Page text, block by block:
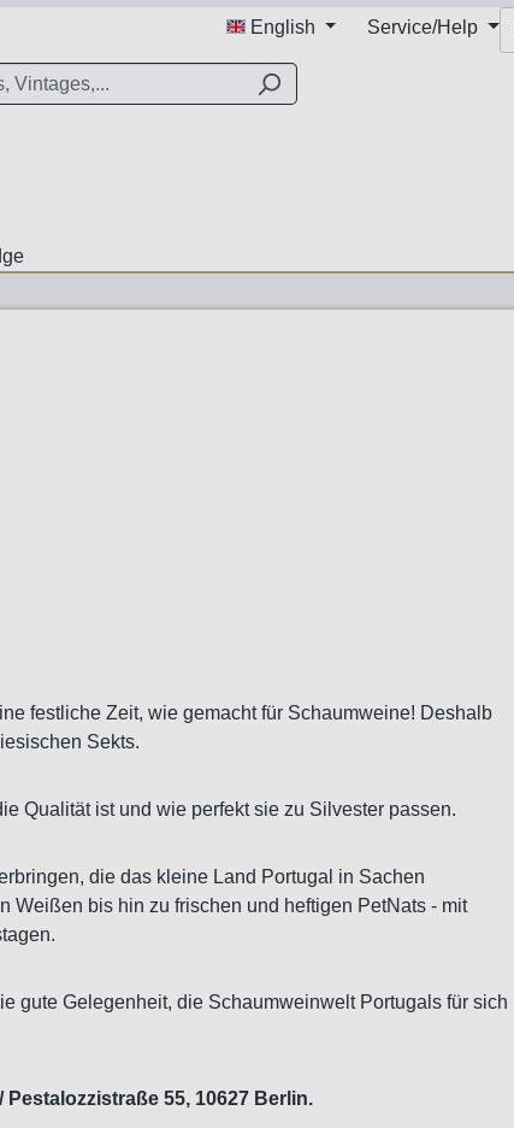
English Service/Help
festliche Zeit, wie gemacht für Schaumweine! Deshalb
Sekts.
Qualität ist und wie perfekt sie zu Silvester passen.
die das kleine Land Portugal in Sachen
Weißen bis hin zu frischen und heftigen PetNats - mit
gute Gelegenheit, die Schaumweinwelt Portugals für sich
55, 10627 Berlin.